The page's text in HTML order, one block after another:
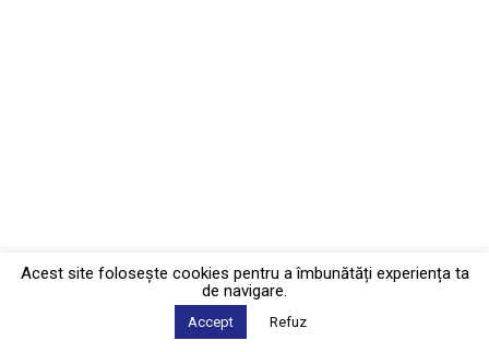
Acest site foloseşte cookies pentru a îmbunătăți experiența ta
de navigare.
Accept Refuz